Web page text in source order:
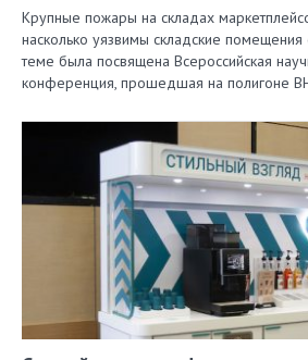
Крупные пожары на складах
насколько уязвимы складские помещения
теме была посвящена Всероссийская
конференция, прошедшая на полигоне